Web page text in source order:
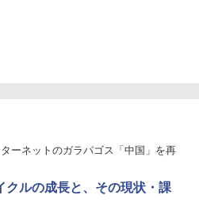
ーネットのガラパゴス「中国」を再
クルの成長と、その現状・課